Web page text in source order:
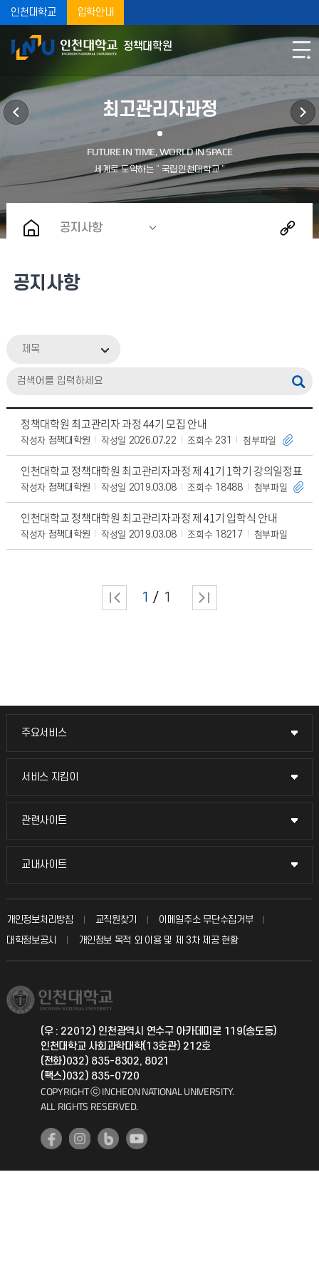
인천대학교 입학안내
정책대학원
최고관리자과정
공지사항
공지사항
제목
정책대학원 최고관리자 과정 44기 모집 안내
작성자 정책대학원 작성일 2026.07.22 조회수 231 첨부파일
인천대학교 정책대학원 최고관리자과정 제 41기 1학기 강의일정표
작성자 정책대학원 작성일 2019.03.08 조회수 18488 첨부파일
인천대학교 정책대학원 최고관리자과정 제 41기 입학식 안내
작성자 정책대학원 작성일 2019.03.08 조회수 18217 첨부파일
1 1
주요서비스
주요서비스
교무회의방송
입학안내
취업정보(학생)
서비스 지킴이
서비스 지킴이
묻고 답하기
칭찬마당
학생서비스 지킴이
관련사이트
관련사이트
국방헬프콜
총동문회
교내사이트
교내사이트
교수회
교육혁신본부
국제지원과
공자아카데미
기초교육원
개인정보처리방침 교직원찾기
이메일주소 무단수집거부
대학정보공시
개인정보 목적 외 이용 및 제 3차 제공 현황
(우 : 22012) 인천광역시 연수구 아카데미로 119(송도동)
인천대학교 사회과학대학(13호관) 212호
(전화)032) 835-8302, 8021
(팩스)032) 835-0720
COPYRIGHT ⓒ INCHEON NATIONAL UNIVERSITY.
ALL RIGHTS RESERVED.